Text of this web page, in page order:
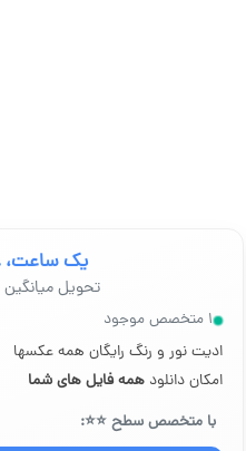
یک
تحویل میانگین ۳۰ فایل
۱ متخصص موجود
ادیت نور و رنگ رایگان همه عکسها
امکان دانلود همه فایل های شما
با متخصص سطح ⭐⭐: